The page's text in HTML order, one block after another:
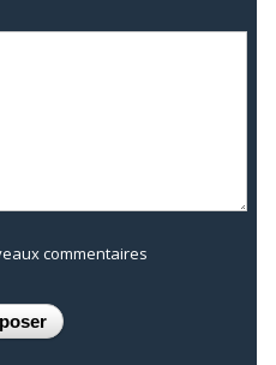
commentaires